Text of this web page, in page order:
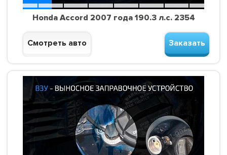
Honda Accord 2007 года 190.3 л.с. 2354
Смотреть авто Заказать